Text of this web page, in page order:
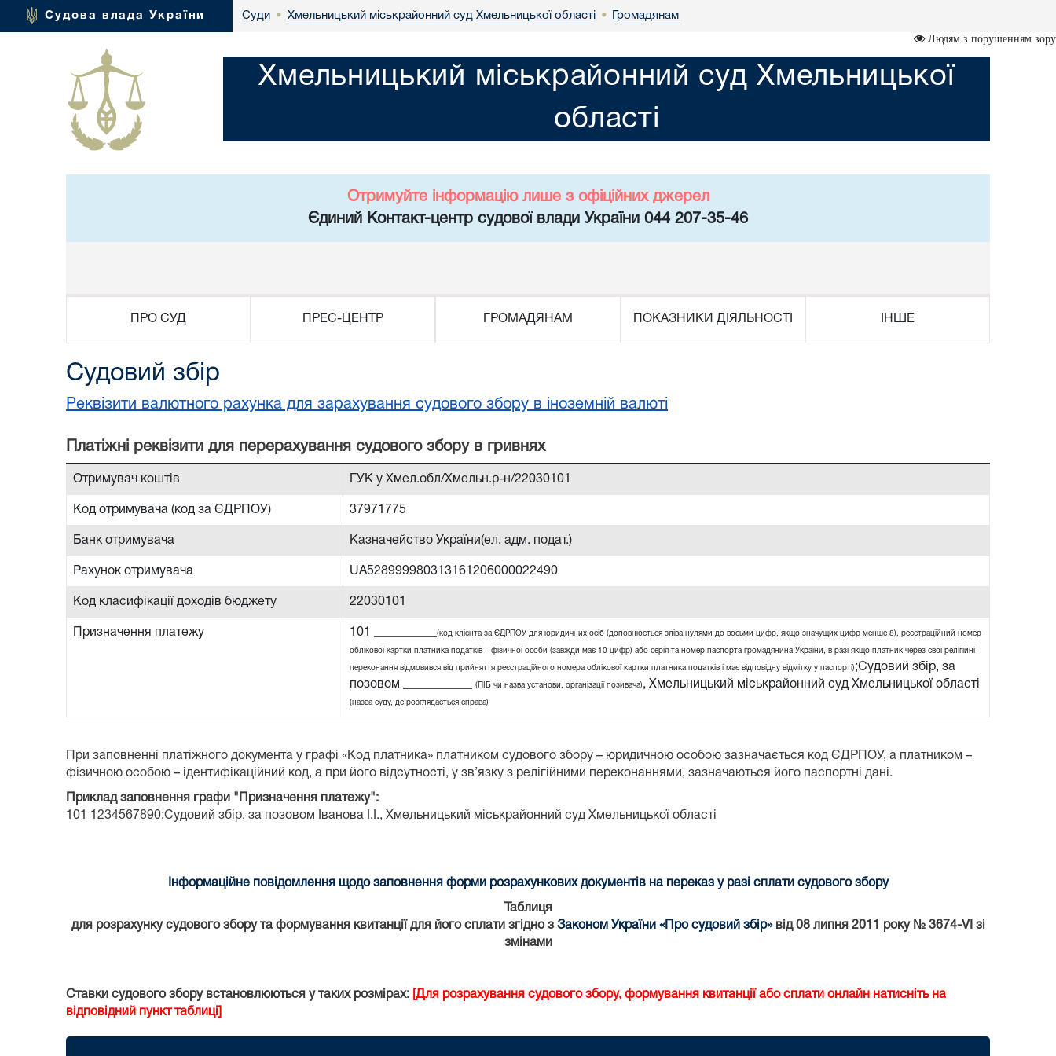
Судова влада України Суди • Хмельницький міськрайонний суд Хмельницької області • Громадянам
Людям з порушенням зору
Хмельницький міськрайонний суд Хмельницької
області
Отримуйте інформацію лише з офіційних джерел
Єдиний Контакт-центр судової влади України 044 207-35-46
ПРО СУД ПРЕС-ЦЕНТР ГРОМАДЯНАМ ПОКАЗНИКИ ДІЯЛЬНОСТІ ІНШЕ
Судовий збір
Реквізити валютного рахунка для зарахування судового збору в іноземній валюті
Платiжнi реквiзити для перерахування судового збору в гривнях
Отримувач коштів ГУК у Хмел.обл/Хмельн.р-н/22030101
Код отримувача (код за ЄДРПОУ) 37971775
Банк отримувача Казначейство України(ел. адм. подат.)
Рахунок отримувача UA528999980313161206000022490
Код класифікації доходів бюджету 22030101
Призначення платежу 101 __________ (код клієнта за ЄДРПОУ для юридичних осіб (доповнюється зліва нулями до восьми цифр, якщо значущих цифр менше 8), реєстраційний номер
облікової картки платника податків – фізичної особи (завжди має 10 цифр) або серія та номер паспорта громадянина України, в разі якщо платник через свої релігійні
переконання відмовився від прийняття реєстраційного номера облікової картки платника податків і має відповідну відмітку у паспорті) ;Судовий збір, за
позовом ___________
(ПІБ чи назва установи, організації позивача) , Хмельницький міськрайонний суд Хмельницької області
(назва суду, де розглядається справа)
При заповненні платіжного документа у графі «Код платника» платником судового збору – юридичною особою зазначається код ЄДРПОУ, а платником –
фізичною особою – ідентифікаційний код, а при його відсутності, у зв’язку з релігійними переконаннями, зазначаються його паспортні дані.
Приклад заповнення графи "Призначення платежу":
101 1234567890;Судовий збір, за позовом Іванова І.І., Хмельницький міськрайонний суд Хмельницької області
Інформаційне повідомлення щодо заповнення форми розрахункових документів на переказ у разі сплати судового збору
Таблиця
для розрахунку судового збору та формування квитанції для його сплати згідно з Законом України «Про судовий збір»від 08 липня 2011 року № 3674-VI зі
змінами
Ставки судового збору встановлюються у таких розмірах: [Для розрахування судового збору, формування квитанції або сплати онлайн натисніть на
відповідний пункт таблиці]